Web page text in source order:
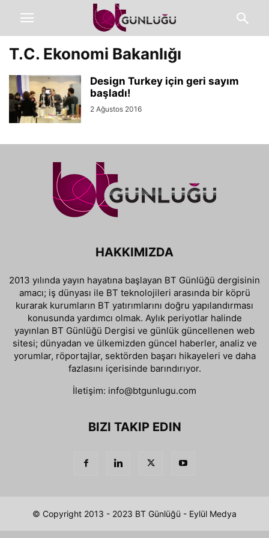
T.C. Ekonomi Bakanlığı
Design Turkey için geri sayım
başladı!
2 Ağustos 2016
HAKKIMIZDA
2013 yılında yayın hayatına başlayan BT Günlüğü dergisinin
amacı; iş dünyası ile BT teknolojileri arasında bir köprü
kurarak kurumların BT yatırımlarını doğru yapılandırması
konusunda yardımcı olmak. Aylık periyotlar halinde
yayınlan BT Günlüğü Dergisi ve günlük güncellenen web
sitesi; dünyadan ve ülkemizden güncel haberler, analiz ve
yorumlar, röportajlar, sektörden başarı hikayeleri ve daha
fazlasını içerisinde barındırıyor.
İletişim: info@btgunlugu.com
BIZI TAKIP EDIN
© Copyright 2013 - 2023 BT Günlüğü - Eylül Medya